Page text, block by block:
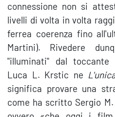
connessione non si
livelli di volta in volta
ferrea coerenza fino
Martini). Rivedere
"illuminati" dal toccante
Luca L. Krstic ne
significa provare una
come ha scritto Sergio